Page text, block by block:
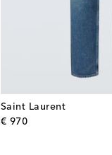
Saint Laurent
€ 970original price